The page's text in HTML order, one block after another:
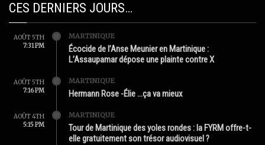
CES DERNIERS JOURS…
AOÛT 5TH
7:31 PM
MARTINIQUE
Écocide de l’Anse Meunier en Martinique :
L’Assaupamar dépose une plainte contre X
AOÛT 5TH
7:16 PM
MARTINIQUE
Hermann Rose -Élie …ça va mieux
AOÛT 4TH
5:15 PM
MARTINIQUE
Tour de Martinique des yoles rondes : la FYRM offre-t-
elle gratuitement son trésor audiovisuel ?